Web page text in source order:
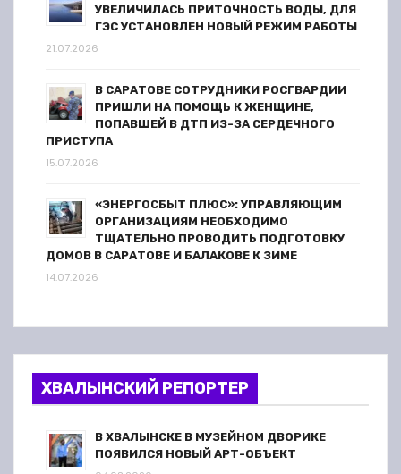
УВЕЛИЧИЛАСЬ ПРИТОЧНОСТЬ ВОДЫ, ДЛЯ
ГЭС УСТАНОВЛЕН НОВЫЙ РЕЖИМ РАБОТЫ
21.07.2026
В САРАТОВЕ СОТРУДНИКИ РОСГВАРДИИ
ПРИШЛИ НА ПОМОЩЬ К ЖЕНЩИНЕ,
ПОПАВШЕЙ В ДТП ИЗ-ЗА СЕРДЕЧНОГО
ПРИСТУПА
15.07.2026
«ЭНЕРГОСБЫТ ПЛЮС»: УПРАВЛЯЮЩИМ
ОРГАНИЗАЦИЯМ НЕОБХОДИМО
ТЩАТЕЛЬНО ПРОВОДИТЬ ПОДГОТОВКУ
ДОМОВ В САРАТОВЕ И БАЛАКОВЕ К ЗИМЕ
14.07.2026
ХВАЛЫНСКИЙ РЕПОРТЕР
В ХВАЛЫНСКЕ В МУЗЕЙНОМ ДВОРИКЕ
ПОЯВИЛСЯ НОВЫЙ АРТ-ОБЪЕКТ